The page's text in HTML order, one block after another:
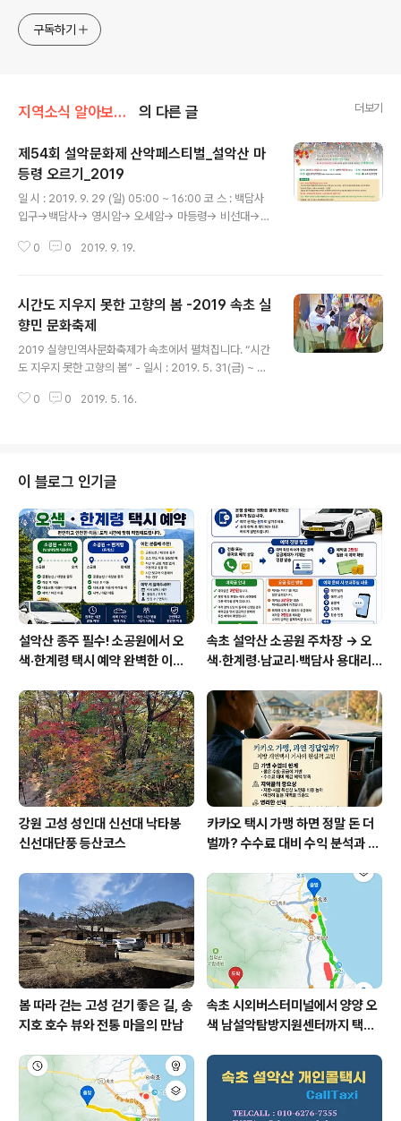
구독하기
지역소식 알아보기/즐거움과 맛이있는 축제 의 다른 글 더보기
제54회 설악문화제 산악페스티벌_설악산 마
등령 오르기_2019
일 시 : 2019. 9. 29 (일) 05:00 ~ 16:00 코 스 : 백담사
입구→백담사→ 영시암→ 오세암→ 마등령→ 비선대→
총상금 3,500천원 ※ 현금 50% + 속초 재래시장 상품권
019. 9. 1(토)~ 9. 29(토) – 문의처 : 010-5374-9926,
010-6370-3601
0 0 2019. 9. 19.
시간도 지우지 못한 고향의 봄 -2019 속초 실
향민 문화축제
2019 실향민역사문화축제가 속초에서 펼쳐집니다. “시간
도 지우지 못한 고향의 봄” - 일시 : 2019. 5. 31(금) ~ 6.
프로그램 : 평화콘서트(윤도현밴드, 강산에 등), 이북5도
와 평화를 염원하는 공연과 전시. 함흥냉면의 원조인 농마
국수와 원산명물 원산해물잡채, 쫀득한 맛의 언감자떡 시
식. 다채롭고 맛있는 실향민역사문화축제를 함께 즐겨보세
요. ▶축제상세보기 http://sokchofestival.com
0 0 2019. 5. 16.
이 블로그 인기글
설악산 종주 필수! 소공원에서 오
색·한계령 택시 예약 완벽한 이용
속초 설악산 소공원 주차장 → 오
색·한계령·남교리·백담사 용대리
강원 고성 성인대 신선대 낙타봉
신선대단풍 등산코스
카카오 택시 가맹 하면 정말 돈 더
벌까? 수수료 대비 수익 분석과 비
봄 따라 걷는 ​고성 걷기 좋은 길, 송
지호 호수 뷰와 전통 마을의 만남
속초 시외버스터미널에서 양양 오
색 남설악탐방지원센터까지 택시